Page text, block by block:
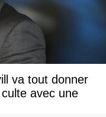
va tout donner
avec une